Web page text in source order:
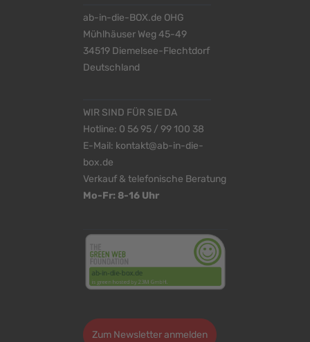
ab-in-die-BOX.de OHG
Mühlhäuser Weg 45-49
34519 Diemelsee-Flechtdorf
Deutschland
WIR SIND FÜR SIE DA
Hotline: 0 56 95 / 99 100 38
E-Mail: kontakt@ab-in-die-
box.de
Verkauf & telefonische Beratung
Mo-Fr: 8-16 Uhr
Zum Newsletter anmelden